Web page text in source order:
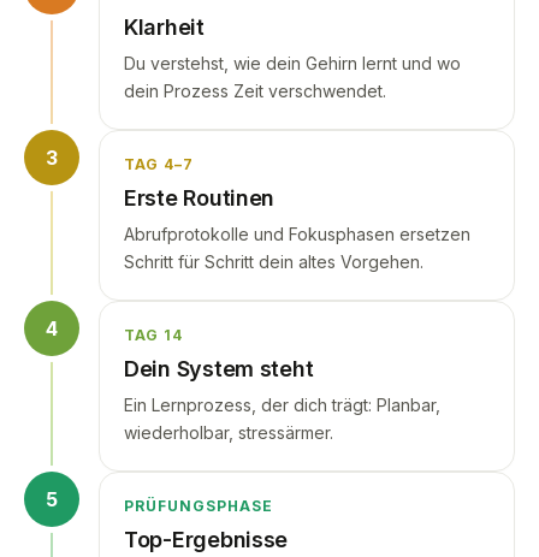
Klarheit
Du verstehst, wie dein Gehirn lernt und wo
dein Prozess Zeit verschwendet.
3 TAG 4–7
Erste Routinen
Abrufprotokolle und Fokusphasen ersetzen
Schritt für Schritt dein altes Vorgehen.
4 TAG 14
Dein System steht
Ein Lernprozess, der dich trägt: Planbar,
wiederholbar, stressärmer.
5 PRÜFUNGSPHASE
Top-Ergebnisse